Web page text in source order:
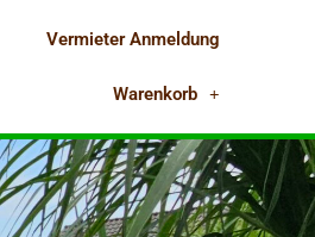
Vermieter Anmeldung
Warenkorb